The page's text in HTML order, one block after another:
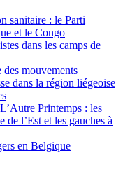
sanitaire : le Parti
et le Congo
dans les camps de
des mouvements
dans la région liégeoise
Printemps : les
de l’Est et les gauches à
en Belgique